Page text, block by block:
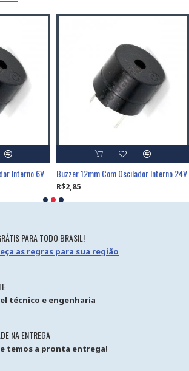
Interno 6V Buzzer 12mm Com Oscilador Interno 24V
R$2,85
PARA TODO BRASIL!
as regras para sua região
técnico e engenharia
NA ENTREGA
temos a pronta entrega!